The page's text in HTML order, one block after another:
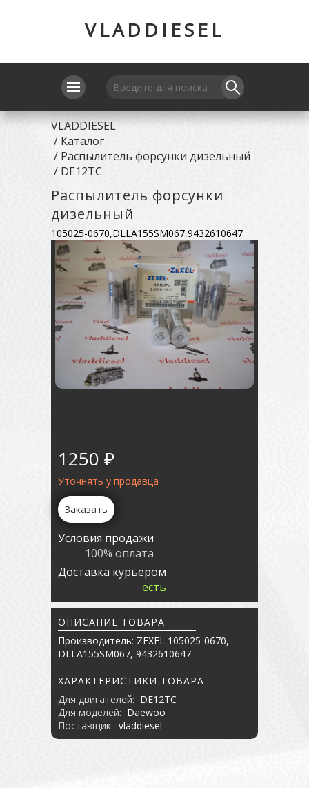
VLADDIESEL
VLADDIESEL
/ Каталог
/ Распылитель форсунки дизельный
/ DE12TC
Распылитель форсунки
дизельный
105025-0670,DLLA155SM067,9432610647
1250 ₽
Уточнять у продавца
Заказать
Условия продажи
100% оплата
Доставка курьером
есть
ОПИСАНИЕ ТОВАРА
Производитель: ZEXEL 105025-0670,
DLLA155SM067, 9432610647
ХАРАКТЕРИСТИКИ ТОВАРА
Для двигателей: DE12TC
Для моделей: Daewoo
Поставщик: vladdiesel